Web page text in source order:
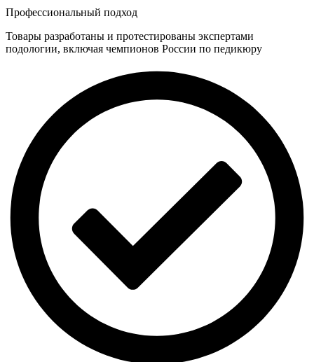
Профессиональный подход
Товары разработаны и протестированы экспертами
подологии, включая чемпионов России по педикюру